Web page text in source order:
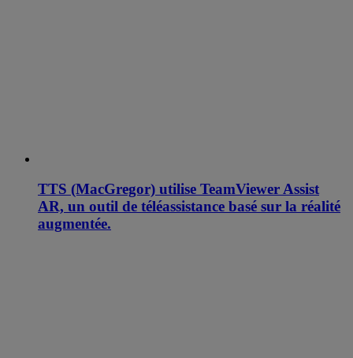
TTS (MacGregor) utilise TeamViewer Assist
AR, un outil de téléassistance basé sur la réalité
augmentée.